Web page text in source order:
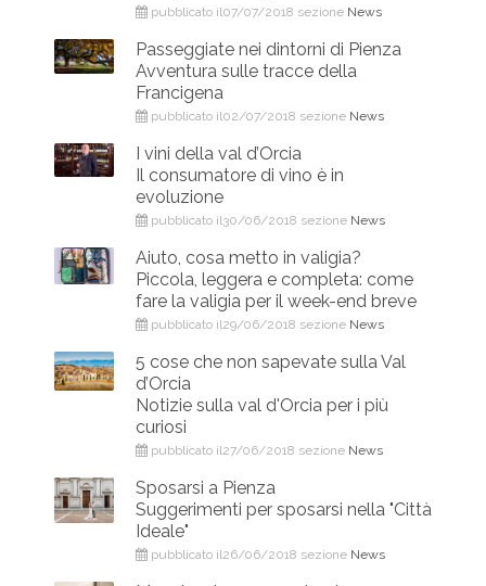
pubblicato il07/07/2018 sezione News
Passeggiate nei dintorni di Pienza
Avventura sulle tracce della
Francigena
pubblicato il02/07/2018 sezione News
I vini della val d’Orcia
Il consumatore di vino è in
evoluzione
pubblicato il30/06/2018 sezione News
Aiuto, cosa metto in valigia?
Piccola, leggera e completa: come
fare la valigia per il week-end breve
pubblicato il29/06/2018 sezione News
5 cose che non sapevate sulla Val
d’Orcia
Notizie sulla val d'Orcia per i più
curiosi
pubblicato il27/06/2018 sezione News
Sposarsi a Pienza
Suggerimenti per sposarsi nella "Città
Ideale"
pubblicato il26/06/2018 sezione News